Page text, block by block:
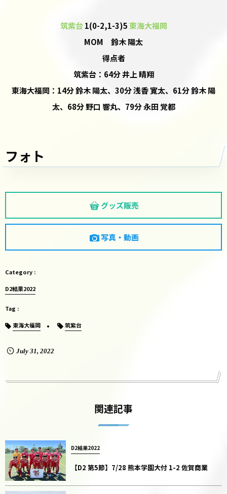
筑紫台1(0-2,1-3)5東海大福岡
MOM 鈴木 陽太
得点者
筑紫台：64分 井上 晴翔
東海大福岡：14分 鈴木 陽太、30分 浅香 寛太、61分 鈴木 陽
太、68分 野口 響丸、79分 永田 覚都
フォト
グッズ販売
写真・動画
D2結果2022
東海大福岡 筑紫台
July 31, 2022
関連記事
D2結果2022
【D2 第5節】7/28 熊本学園大付 1-2 佐賀商業